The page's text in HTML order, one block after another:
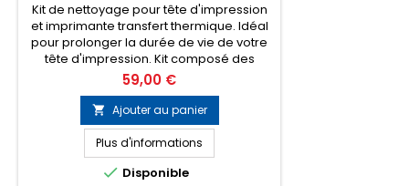
Kit de nettoyage pour tête d'impression
et imprimante transfert thermique. Idéal
pour prolonger la durée de vie de votre
tête d'impression. Kit composé des
produits suivants : - 1 bombe aérosol de
décolle étiquettes - 1 bombe aérosol
d'air sec ininflammable - 1 boite de 100
lingettes pré-imprégnée d'alcool
isopropylique 70%
Prix
59,00 €
 Ajouter au panier
Plus d'informations
 Disponible